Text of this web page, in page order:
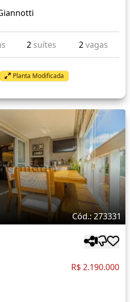
2 suítes 2vagas
Planta Modificada
Cód.: 273331
R$ 2.190.000